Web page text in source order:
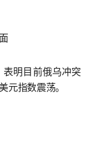
明目前俄乌冲突
元指数震荡。